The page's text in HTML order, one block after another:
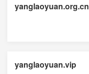
yanglaoyuan.org.cn
yanglaoyuan.vip